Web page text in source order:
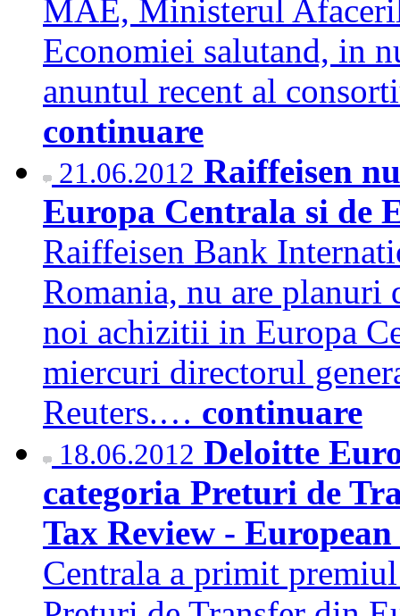
MAE, Ministerul
Economiei salutand, in
anuntul recent al
continuare
21.06.2012 Raiffeisen
Europa Centrala si de
Raiffeisen Bank
Romania, nu are planuri
noi achizitii in Europa
miercuri directorul
Reuters.… continuare
18.06.2012 Deloitte
categoria Preturi de
Tax Review -
Centrala a primit